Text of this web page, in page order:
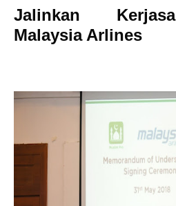
Jalinkan
Malaysia Arlines